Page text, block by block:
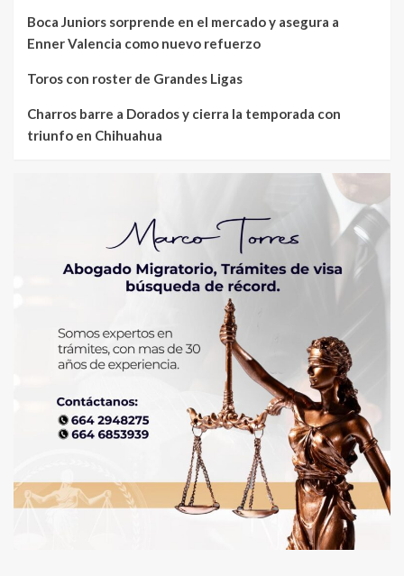
Boca Juniors sorprende en el mercado y asegura a
Enner Valencia como nuevo refuerzo
Toros con roster de Grandes Ligas
Charros barre a Dorados y cierra la temporada con
triunfo en Chihuahua